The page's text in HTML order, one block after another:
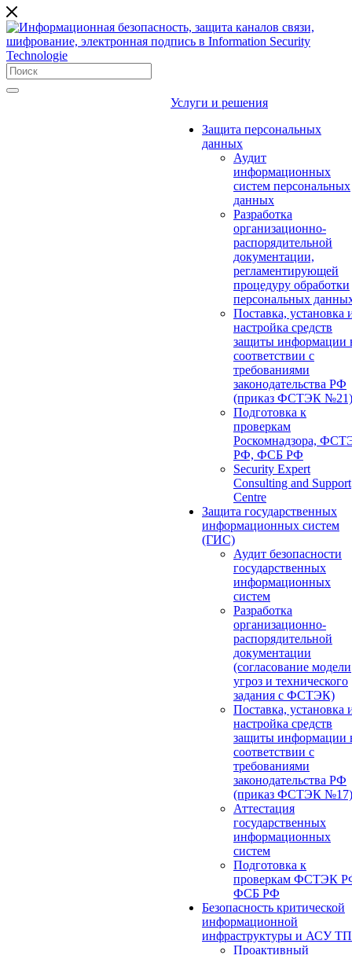
Услуги и решения
Защита персональных
данных
Аудит
информационных
систем персональных
данных
Разработка
организационно-
распорядительной
документации,
регламентирующей
процедуру обработки
персональных
Поставка, установка
настройка средств
защиты информации
соответствии с
требованиями
законодательства РФ
(приказ ФСТЭК №21)
Подготовка к
проверкам
Роскомнадзора,
РФ, ФСБ РФ
Security Expert
Consulting and Support
Centre
Защита государственных
информационных систем
(ГИС)
Аудит безопасности
государственных
информационных
систем
Разработка
организационно-
распорядительной
документации
(согласование модели
угроз и технического
задания с ФСТЭК)
Поставка, установка
настройка средств
защиты информации
соответствии с
требованиями
законодательства РФ
(приказ ФСТЭК №17)
Аттестация
государственных
информационных
систем
Подготовка к
проверкам ФСТЭК
ФСБ РФ
Безопасность критической
информационной
инфраструктуры и АСУ ТП
Проактивный